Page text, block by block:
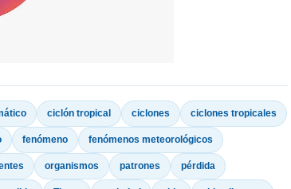
ciclón tropical ciclones ciclones tropicales
fenómeno fenómenos meteorológicos
organismos patrones pérdida